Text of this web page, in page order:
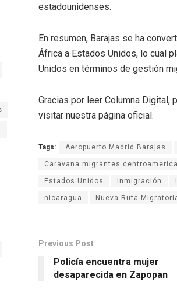
estadounidenses.
En resumen, Barajas se ha
África a Estados Unidos, lo cual
Unidos en términos de gestión
Gracias por leer Columna Digital,
visitar nuestra página oficial.
Tags: Aeropuerto Madrid Barajas
Caravana migrantes
Estados Unidos inmigración
nicaragua Nueva Ruta
Previous Post
Policía encuentra mujer
desaparecida en Zapopan